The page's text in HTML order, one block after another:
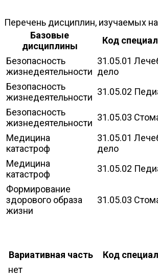
Перечень дисциплин, изучаемых
Базовые
дисциплины
Код
Безопасность
жизнедеятельности
31.05.01
дело
Безопасность
жизнедеятельности
31.05.02
Безопасность
жизнедеятельности
31.05.03
Медицина
катастроф
31.05.01
дело
Медицина
катастроф
31.05.02
Формирование
здорового образа
жизни
31.05.03
Вариативная часть Код
нет